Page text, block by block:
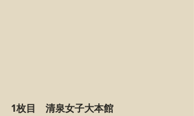
1枚目　清泉女子大本館